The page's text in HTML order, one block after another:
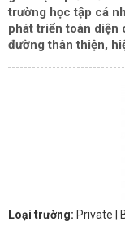
trường học tập cá
phát triển toàn diện
đường thân thiện,
Loại trường: Private